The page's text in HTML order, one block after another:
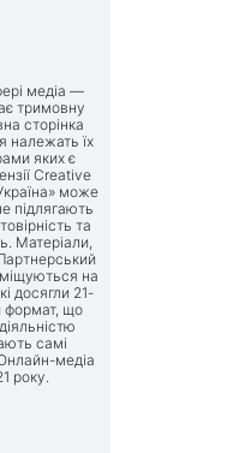
медіа —
тримовну
сторінка
належать їх
яких є
Creative
може
підлягають
та
Матеріали,
на
досягли 21-
формат, що
самі
Онлайн-медіа
року.